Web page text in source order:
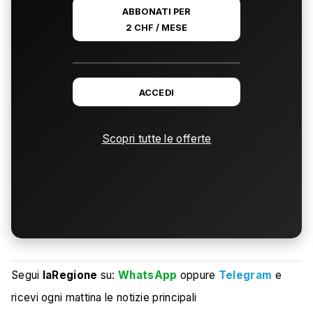
ABBONATI PER
2 CHF / MESE
ACCEDI
Scopri tutte le offerte
Segui laRegione su:WhatsApp oppure Telegram e
ricevi ogni mattina le notizie principali